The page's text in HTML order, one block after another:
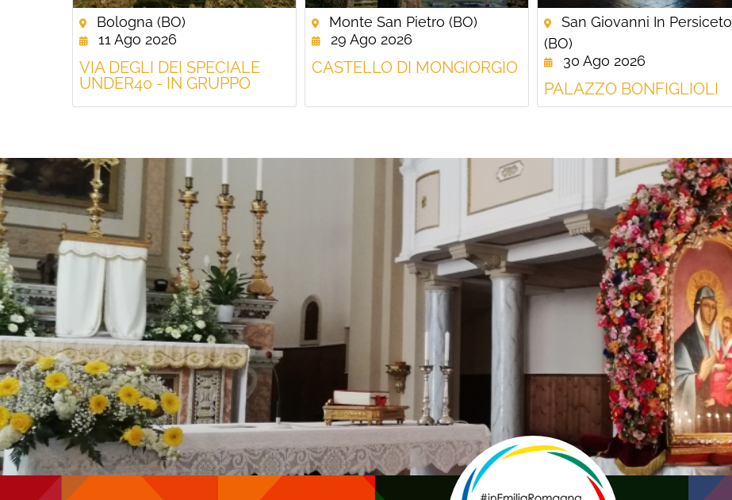
Bologna (BO)
11 Ago 2026
VIA DEGLI DEI SPECIALE
UNDER40 - IN GRUPPO
Monte San Pietro (BO)
29 Ago 2026
CASTELLO DI MONGIORGIO
San Giovanni In Persiceto
(BO)
30 Ago 2026
PALAZZO BONFIGLIOLI